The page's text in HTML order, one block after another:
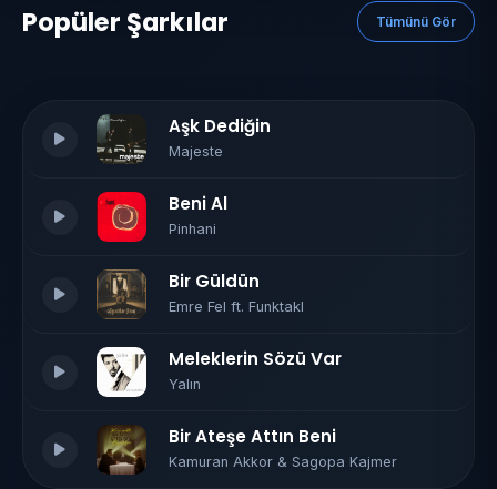
Popüler Şarkılar Tümünü Gör
Aşk Dediğin
Majeste
Beni Al
Pinhani
Bir Güldün
Emre Fel ft. Funktakl
Meleklerin Sözü Var
Yalın
Bir Ateşe Attın Beni
Kamuran Akkor & Sagopa Kajmer